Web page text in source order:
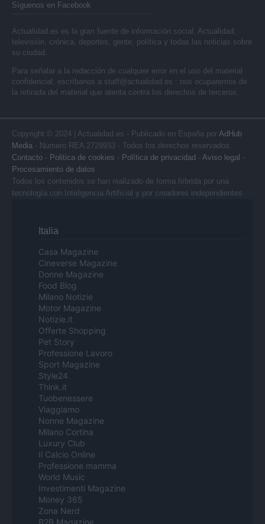
Síguenos en Facebook
Actualidad.es es la gran fuente de información social. Actualidad,
televisión, crónica, deportes, gente, política y todas las noticias sobre
su ciudad.
Para señalar a la redacción de cualquier error en el uso del material
confidencial, escríbanos a staff@actualidad.es : nos ocuparemos de
la retirada del material que atenta contra los derechos de terceros.
Copyright © 2024 | Actualidad.es - Publicado en España por AdHub
Media - Numero REA 2729933 - Todos los derechos reservados.
Contacto - Politica de cookies - Política de privacidad - Aviso legal -
Procesamiento de datos
Todos los contenidos se han realizado de forma híbrida por una
tecnología con Inteligencia Artificial y por creadores independientes
Italia
Casa Magazine
Cineverse Magazine
Donne Magazine
Food Blog
Milano Notizie
Motor Magazine
Notizie.it
Offerte Shopping
Pet Story
Professione Lavoro
Sport Magazine
Style24
Think.it
Tuobenessere
Viaggiamo
Nonne Magazine
Milano Cortina
Luxury Club
Il Calcio Online
Professione mamma
World Music
Investimenti Magazine
Money 365
Zona Nerd